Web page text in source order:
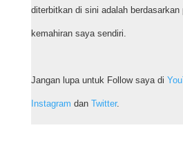
diterbitkan di sini adalah berdasarkan
kemahiran saya sendiri.
Jangan lupa untuk Follow saya di
Instagram dan Twitter.